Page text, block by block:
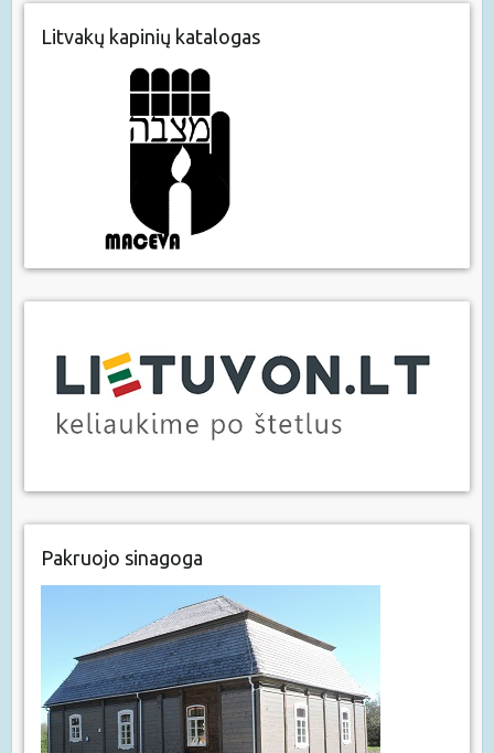
Litvakų kapinių katalogas
Pakruojo sinagoga